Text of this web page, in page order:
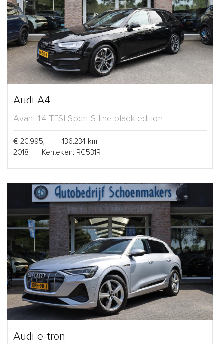
Audi A4
Avant 1.4 TFSI Sport S line black edition
€ 20.995,- -
136.234 km
2018
- Kenteken: RG531R
Audi e-tron